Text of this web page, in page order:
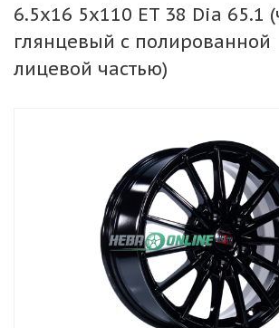
6.5x16 5x110 ET 38 Dia 65.1
глянцевый с полированной
лицевой частью)